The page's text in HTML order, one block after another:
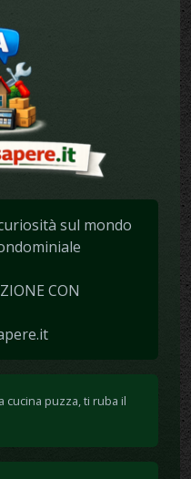
sul mondo
CON
cucina puzza, ti ruba il